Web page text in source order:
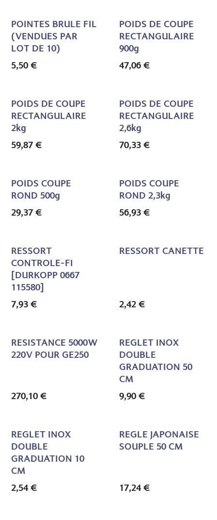
POINTES BRULE FIL
(VENDUES PAR
LOT DE 10)
5,50 €
POIDS DE COUPE
RECTANGULAIRE
900g
47,06€
POIDS DE COUPE
RECTANGULAIRE
2kg
59,87 €
POIDS DE COUPE
RECTANGULAIRE
2,6kg
70,33€
POIDS COUPE
ROND 500g
29,37 €
POIDS COUPE
ROND 2,3kg
56,93€
RESSORT
CONTROLE-FI
[DURKOPP 0667
115580]
7,93 €
RESSORT CANETTE
2,42€
RESISTANCE 5000W
220V POUR GE250
270,10 €
REGLET INOX
DOUBLE
GRADUATION 50
CM
9,90€
REGLET INOX
DOUBLE
GRADUATION 10
CM
2,54€
REGLE JAPONAISE
SOUPLE 50 CM
17,24€